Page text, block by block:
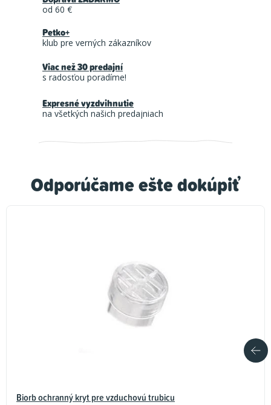
Odporúčame ešte dokúpiť
Biorb ochranný kryt pre vzduchovú trubicu
od 60 €
Petko+
klub pre verných zákazníkov
Viac než 30 predajní
s radosťou poradíme!
Expresné vyzdvihnutie
na všetkých našich predajniach